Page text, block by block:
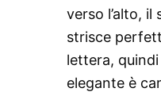
verso l’alto,
strisce
lettera,
elegante è